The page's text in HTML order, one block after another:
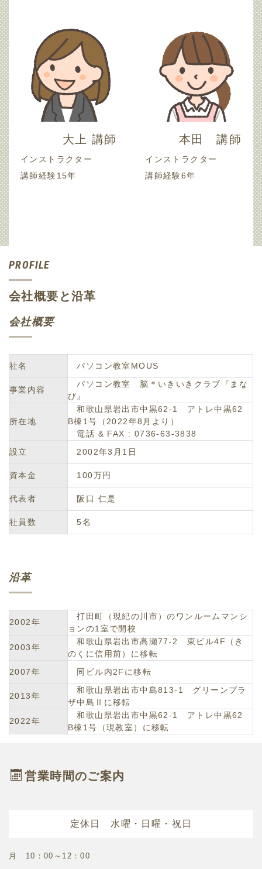
大上 講師
インストラクター
講師経験15年
本田 講師
インストラクター
講師経験6年
PROFILE
会社概要と沿革
会社概要
社名 パソコン教室MOUS
事業内容
パソコン教室 脳＊いきいきクラブ『まな
び』
所在地
和歌山県岩出市中黒62-1 アトレ中黒62
B棟1号（2022年8月より）
電話 & FAX : 0736-63-3838
設立
2002年3月1日
資本金 100万円
代表者 阪口 仁是
社員数 5名
沿革
2002年
打田町（現紀の川市）のワンルームマンシ
ョンの1室で開校
2003年
和歌山県岩出市高瀬77-2 東ビル4F（き
のくに信用前）に移転
2007年
同ビル内2Fに移転
2013年
和歌山県岩出市中島813-1 グリーンプラ
ザ中島Ⅱに移転
2022年
和歌山県岩出市中黒62-1 アトレ中黒62
B棟1号（現教室）に移転
営業時間のご案内
定休日 水曜・日曜・祝日
月 10：00～12：00